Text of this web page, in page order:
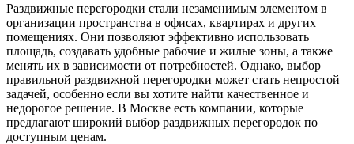
Раздвижные перегородки стали незаменимым элементом в
организации пространства в офисах, квартирах и других
помещениях. Они позволяют эффективно использовать
площадь, создавать удобные рабочие и жилые зоны, а также
менять их в зависимости от потребностей. Однако, выбор
правильной раздвижной перегородки может стать непростой
задачей, особенно если вы хотите найти качественное и
недорогое решение. В Москве есть компании, которые
предлагают широкий выбор раздвижных перегородок по
доступным ценам.